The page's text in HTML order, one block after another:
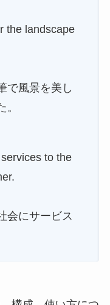
the landscape
で風景を美し
to the
会にサービス